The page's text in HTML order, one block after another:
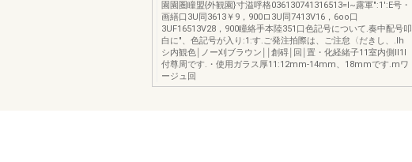
園園圏瞳盟{外観園}寸溢呼格036130741316513=l~露軍":1':E号・
画繕口3U同3613￥9，900ロ3U同7413V16，6oo口
3UF16513V28，900瞳絡手本陸351口色記号について.奏中配号叩
白に"、色記号が入り:1:す.ご発注拍際は、ご注怠〈だきし、.lh
シ内観色￨ノー刈ブラウン￨￨創碍￨回￨置・化経緒子11室内側lI1l
付尊周です.・使用ガラス厚11:12mm-14mm、18mmです.mワ
ージュ回